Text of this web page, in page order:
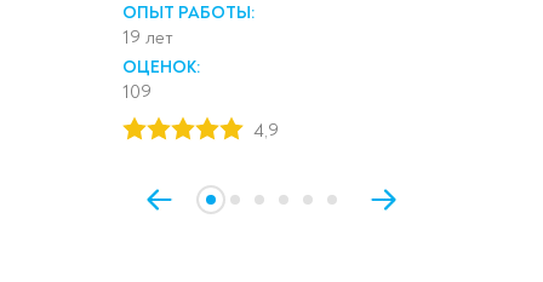
ОПЫТ РАБОТЫ:
19 лет
ОЦЕНОК:
109
4,9